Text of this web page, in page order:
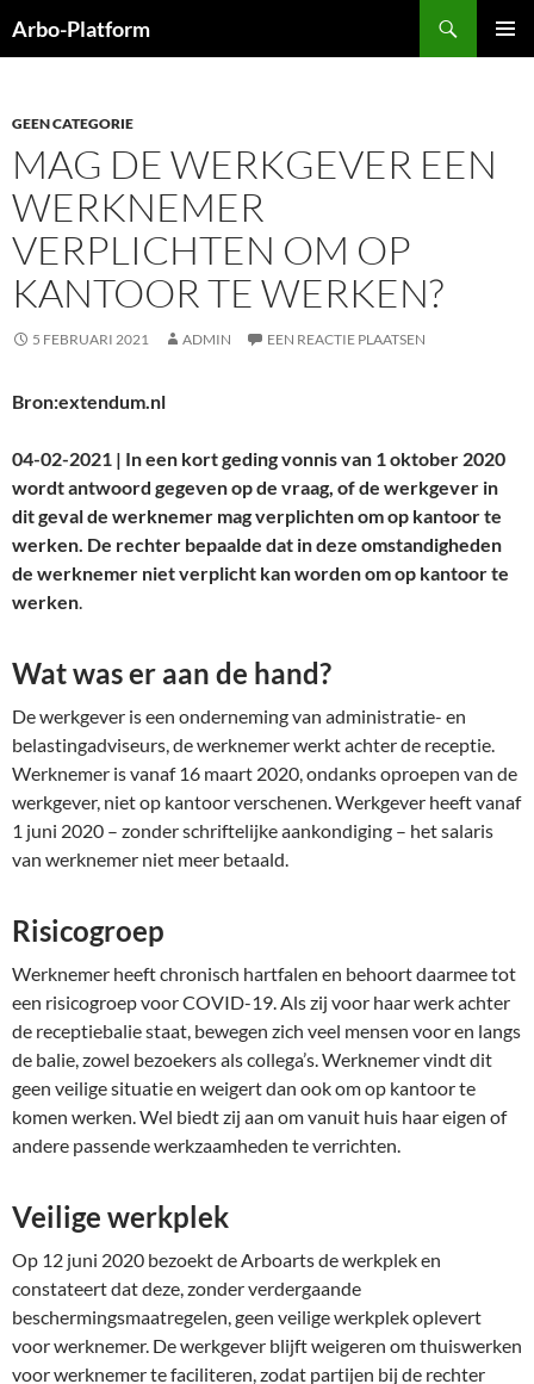
naar
Arbo-Platform
GEEN CATEGORIE
MAG DE WERKGEVER EEN
WERKNEMER
VERPLICHTEN OM OP
KANTOOR TE WERKEN?
5 FEBRUARI 2021 ADMIN EEN REACTIE PLAATSEN
Bron:extendum.nl
04-02-2021 | In een kort geding vonnis van 1 oktober 2020
wordt antwoord gegeven op de vraag, of de werkgever in
dit geval de werknemer mag verplichten om op kantoor te
werken. De rechter bepaalde dat in deze omstandigheden
de werknemer niet verplicht kan worden om op kantoor te
werken.
Wat was er aan de hand?
De werkgever is een onderneming van administratie- en
belastingadviseurs, de werknemer werkt achter de receptie.
Werknemer is vanaf 16 maart 2020, ondanks oproepen van de
werkgever, niet op kantoor verschenen. Werkgever heeft vanaf
1 juni 2020 – zonder schriftelijke aankondiging – het salaris
van werknemer niet meer betaald.
Risicogroep
Werknemer heeft chronisch hartfalen en behoort daarmee tot
een risicogroep voor COVID-19. Als zij voor haar werk achter
de receptiebalie staat, bewegen zich veel mensen voor en langs
de balie, zowel bezoekers als collega’s. Werknemer vindt dit
geen veilige situatie en weigert dan ook om op kantoor te
komen werken. Wel biedt zij aan om vanuit huis haar eigen of
andere passende werkzaamheden te verrichten.
Veilige werkplek
Op 12 juni 2020 bezoekt de Arboarts de werkplek en
constateert dat deze, zonder verdergaande
beschermingsmaatregelen, geen veilige werkplek oplevert
voor werknemer. De werkgever blijft weigeren om thuiswerken
voor werknemer te faciliteren, zodat partijen bij de rechter